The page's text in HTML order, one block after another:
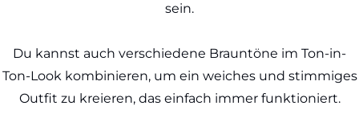
sein.
Du kannst auch verschiedene Brauntöne im Ton-in-
Ton-Look kombinieren, um ein weiches und stimmiges
Outfit zu kreieren, das einfach immer funktioniert.